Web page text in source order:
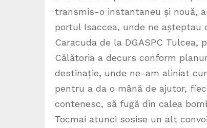
transmis-o instantaneu și nouă,
portul Isaccea, unde ne așteptau
Caracuda de la DGASPC
Călătoria a decurs conform
destinație, unde ne-am aliniat
pentru a da o mână de ajutor,
contenesc, să fugă din calea
Tocmai atunci sosise un alt